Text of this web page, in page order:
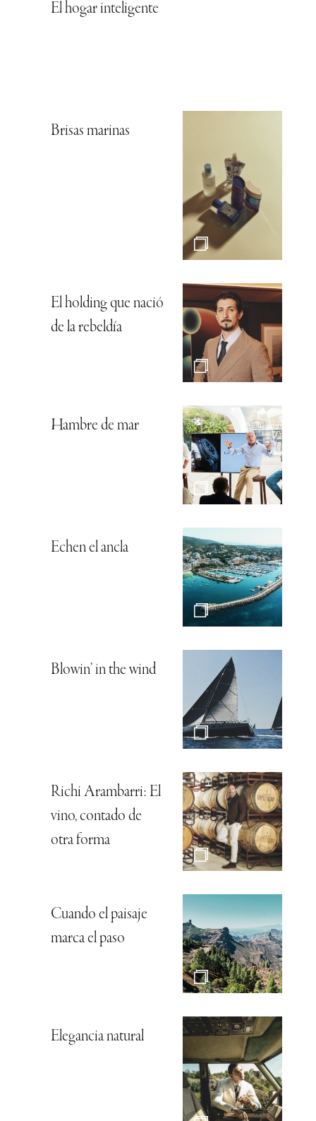
El hogar inteligente
Brisas marinas
El holding que nació
de la rebeldía
Hambre de mar
Echen el ancla
Blowin’ in the wind
Richi Arambarri: El
vino, contado de
otra forma
Cuando el paisaje
marca el paso
Elegancia natural